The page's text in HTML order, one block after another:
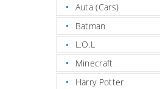
Auta (Cars)
Batman
L.O.L
Minecraft
Harry Potter